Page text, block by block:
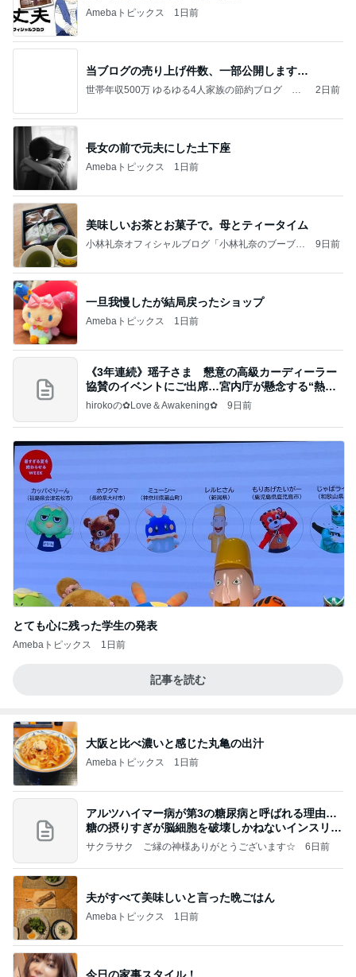
Amebaトピックス 1日前
当ブログの売り上げ件数、一部公開します…
世帯年収500万 ゆるゆる4人家族の節約ブログ 〜
2日前
長女の前で元夫にした土下座
Amebaトピックス 1日前
美味しいお茶とお菓子で。母とティータイム
小林礼奈オフィシャルブログ「小林礼奈のブーブー
9日前
一旦我慢したが結局戻ったショップ
Amebaトピックス 1日前
《3年連続》瑶子さま 懇意の高級カーディーラー
協賛のイベントにご出席…宮内庁が懸念する“熱心
すぎ
hirokoの✿Love＆Awakening✿ 9日前
とても心に残った学生の発表
Amebaトピックス 1日前
記事を読む
大阪と比べ濃いと感じた丸亀の出汁
Amebaトピックス 1日前
アルツハイマー病が第3の糖尿病と呼ばれる理由…
糖の摂りすぎが脳細胞を破壊しかねないインスリン
の恐
サクラサク ご縁の神様ありがとうございます☆ 6日前
夫がすべて美味しいと言った晩ごはん
Amebaトピックス 1日前